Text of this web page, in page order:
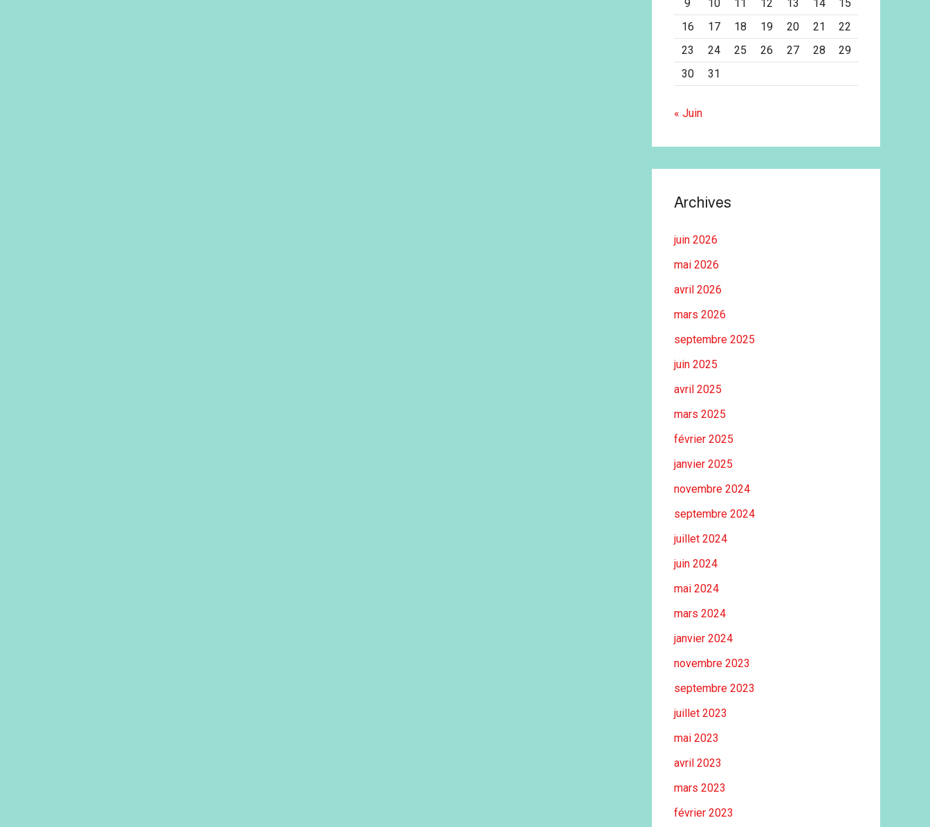
9
10 11 12 13 14
15
16
17 18 19 20 21
22
23
24 25 26 27 28
29
30
31
« Juin
Archives
juin 2026
mai 2026
avril 2026
mars 2026
septembre 2025
juin 2025
avril 2025
mars 2025
février 2025
janvier 2025
novembre 2024
septembre 2024
juillet 2024
juin 2024
mai 2024
mars 2024
janvier 2024
novembre 2023
septembre 2023
juillet 2023
mai 2023
avril 2023
mars 2023
février 2023